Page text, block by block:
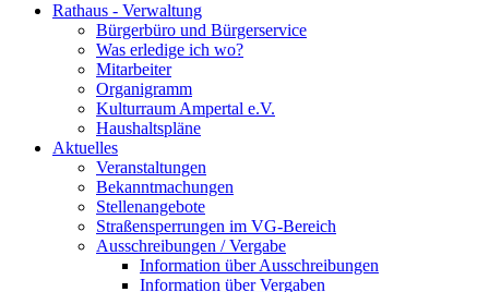
Rathaus - Verwaltung
Bürgerbüro und Bürgerservice
Was erledige ich wo?
Mitarbeiter
Organigramm
Kulturraum Ampertal e.V.
Haushaltspläne
Aktuelles
Veranstaltungen
Bekanntmachungen
Stellenangebote
Straßensperrungen im VG-Bereich
Ausschreibungen / Vergabe
Information über Ausschreibungen
Information über Vergaben